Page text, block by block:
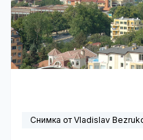
Снимка от Vladislav